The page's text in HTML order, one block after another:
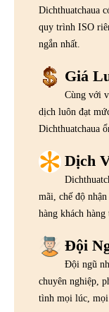
Dichthuatchaua
quy trình ISO
ngắn nhất.
Giá
Cùng với
dịch luôn đạt
Dichthuatchaua
Dịch
mãi, chế độ
hàng khách hàng
Đội
Đội ngũ
chuyên nghiệp,
tình mọi lúc, mọi